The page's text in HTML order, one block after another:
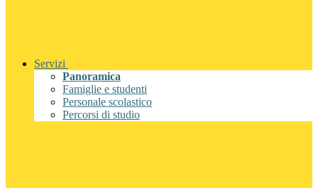
Servizi
Panoramica
Famiglie e studenti
Personale scolastico
Percorsi di studio